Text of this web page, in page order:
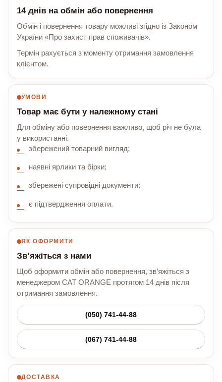
14 днів на обмін або повернення
Обмін і повернення товару можливі згідно із Законом
України «Про захист прав споживачів».
Термін рахується з моменту отримання замовлення
клієнтом.
УМОВИ
Товар має бути у належному стані
Для обміну або повернення важливо, щоб річ не була
у використанні.
збережений товарний вигляд;
наявні ярлики та бірки;
збережені супровідні документи;
є підтвердження оплати.
ЯК ОФОРМИТИ
Зв’яжіться з нами
Щоб оформити обмін або повернення, зв’яжіться з
менеджером CAT ORANGE протягом 14 днів після
отримання замовлення.
(050) 741-44-88
(067) 741-44-88
ДОСТАВКА